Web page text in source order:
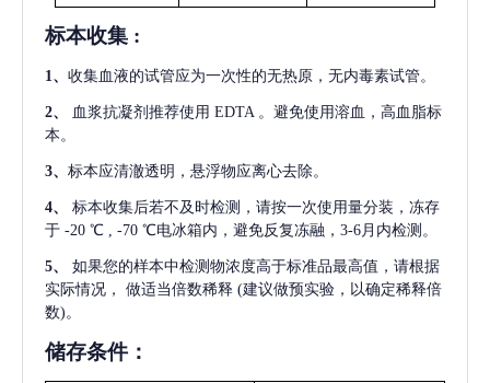
标本收集 :
1 、 收集血液的试管应为一次性的无热原，无内毒素试管。
2、 血浆抗凝剂推荐使用 EDTA 。避免使用溶血，高血脂标
本。
3、 标本应清澈透明，悬浮物应离心去除。
4、
标本收集后若不及时检测，请按一次使用量分装，冻存
于 -20 ℃ , -70 ℃电冰箱内，避免反复冻融，3-6月内检测。
5、
如果您的样本中检测物浓度高于标准品最高值，请根据
实际情况，
做适当倍数稀释 (建议做预实验，以确定稀释倍
数)。
储存条件：